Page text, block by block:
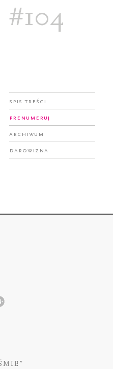
#104
Spis treści
Prenumeruj
Archiwum
Darowizna